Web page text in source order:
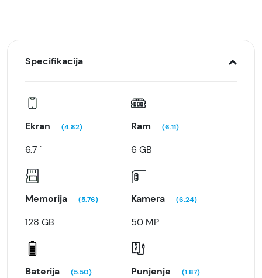
Specifikacija
Ekran (4.82)
6.7 "
Ram (6.11)
6 GB
Memorija (5.76)
128 GB
Kamera (6.24)
50 MP
Baterija (5.50) Punjenje (1.87)